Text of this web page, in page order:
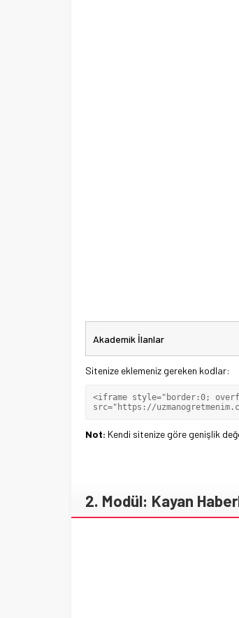
Sitenize eklemeniz gereken kodlar:
Not: Kendi sitenize göre genişlik
2. Modül: Kayan